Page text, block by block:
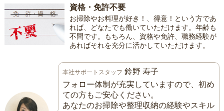
資格・免許不要
お掃除やお料理が好き！、得意！という方であ
れば、どなたでも働いていただけます。年齢も
不問です。もちろん、資格や免許、職務経験が
あればそれを充分に活かしていただけます。
本社サポートスタッフ 鈴野 寿子
フォロー体制が充実していますので、初め
ての方もご安心ください。
あなたのお掃除や整理収納の経験やスキル